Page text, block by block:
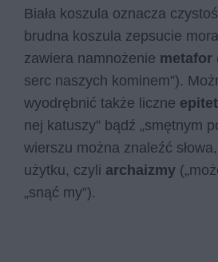
Biała koszula oznacza
brudna koszula zepsucie
zawiera namnożenie metafor
serc na­szych ko­mi­nem”).
wyodrębnić także liczne
nej ka­tu­szy” bądź „smęt­nym
wierszu można znaleźć
użytku, czyli archaizmy
„snąć my”).